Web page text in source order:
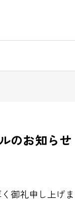
のお知らせ
御礼申し上げま